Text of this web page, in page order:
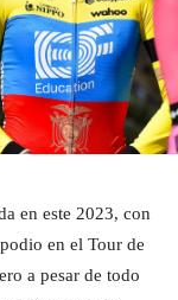
en este 2023, con
en el Tour de
a pesar de todo